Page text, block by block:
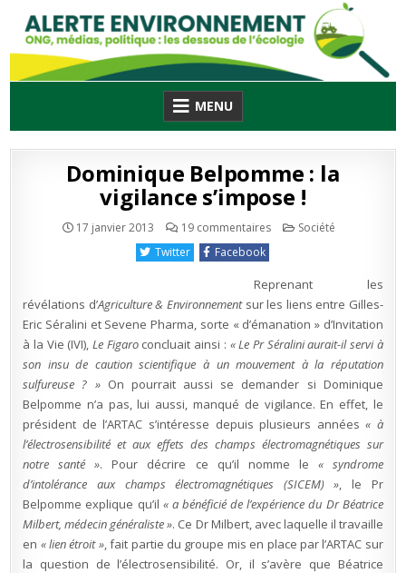
content
MENU
Dominique Belpomme : la
vigilance s’impose !
17 janvier 2013 19 commentairessur
vigilance
s’impose
!
Publié
Société
Twitter
Facebook
Reprenant les
révélations d’Agriculture & Environnement sur les liens entre Gilles-
Eric Séralini et Sevene Pharma, sorte « d’émanation » d’Invitation
à la Vie (IVI),Le Figaroconcluait ainsi : « Le Pr Séralini aurait-il servi à
son insu de caution scientifique à un mouvement à la réputation
sulfureuse ? »On pourrait aussi se demander si Dominique
Belpomme n’a pas, lui aussi, manqué de vigilance. En effet, le
président de l’ARTAC s’intéresse depuis plusieurs années« à
l’électrosensibilité et aux effets des champs électromagnétiques sur
notre santé ». Pour décrire ce qu’il nomme le « syndrome
d’intolérance aux champs électromagnétiques (SICEM) », le Pr
Belpomme explique qu’il « a bénéficié de l’expérience du Dr Béatrice
Milbert, médecin généraliste ». Ce Dr Milbert, avec laquelle il travaille
en « lien étroit », fait partie du groupe mis en place par l’ARTAC sur
la question de l’électrosensibilité. Or, il s’avère que Béatrice